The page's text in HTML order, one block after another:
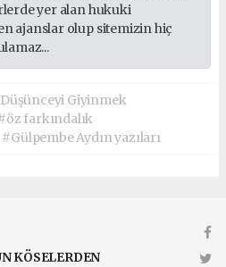
yer alan hukuki
ajanslar olup sitemizin hiç
Giyinmek
farkındalık
#Gülpembe Aydın yazıları
KÖSELERDEN